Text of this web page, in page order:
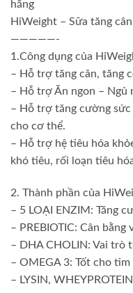
hãng
HiWeight – Sữa tăng
—————-
1.Công dụng của
– Hỗ trợ tăng cân, tăng
– Hỗ trợ Ăn ngon – Ngủ
– Hỗ trợ tăng cường sức
cho cơ thể.
– Hỗ trợ hệ tiêu hóa
khó tiêu, rối loạn tiêu
2. Thành phần của
– 5 LOẠI ENZIM: Tăng
– PREBIOTIC: Cân
– DHA CHOLIN: Vai trò
– OMEGA 3: Tốt cho
– LYSIN,